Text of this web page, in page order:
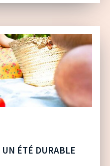
ÉTÉ DURABLE